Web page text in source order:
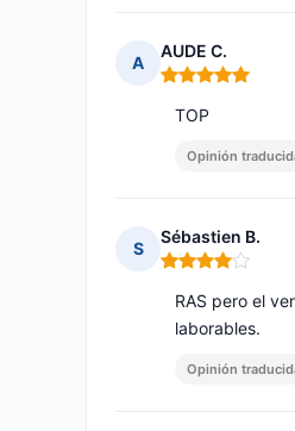
A
AUDE C.
Nota: 5 de 5
TOP
Opinión
S
Sébastien B.
Nota: 4 de 5
RAS pero el
laborables.
Opinión